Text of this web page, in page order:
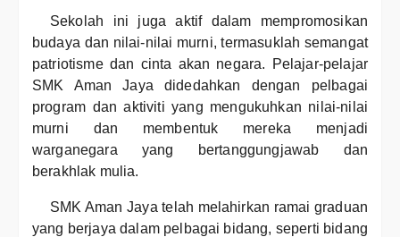
Sekolah ini juga aktif dalam mempromosikan
budaya dan nilai-nilai murni, termasuklah semangat
patriotisme dan cinta akan negara. Pelajar-pelajar
SMK Aman Jaya didedahkan dengan pelbagai
program dan aktiviti yang mengukuhkan nilai-nilai
murni dan membentuk mereka menjadi
warganegara yang bertanggungjawab dan
berakhlak mulia.
SMK Aman Jaya telah melahirkan ramai graduan
yang berjaya dalam pelbagai bidang, seperti bidang